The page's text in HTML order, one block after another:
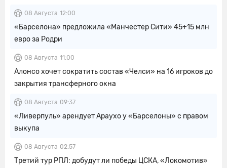
08 Августа 12:00
«Барселона» предложила «Манчестер Сити» 45+15 млн
евро за Родри
08 Августа 11:00
Алонсо хочет сократить состав «Челси» на 16 игроков до
закрытия трансферного окна
08 Августа 09:37
«Ливерпуль» арендует Араухо у «Барселоны» с правом
выкупа
08 Августа 02:57
Третий тур РПЛ: добудут ли победы ЦСКА, «Локомотив»